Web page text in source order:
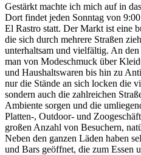
Gestärkt machte ich mich auf in
Dort findet jeden Sonntag von
El Rastro statt. Der Markt ist eine
die sich durch mehrere Straßen
unterhaltsam und vielfältig. An
man von Modeschmuck über
und Haushaltswaren bis hin zu
nur die Stände an sich locken die
sondern auch die zahlreichen
Ambiente sorgen und die
Platten-, Outdoor- und
großen Anzahl von Besuchern,
Neben den ganzen Läden haben
und Bars geöffnet, die zum Essen